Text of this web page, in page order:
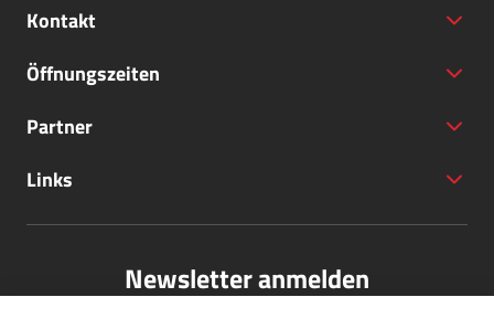
Kontakt
+43 (5572) 40797
Öffnungszeiten
Partner
Links
Newsletter anmelden